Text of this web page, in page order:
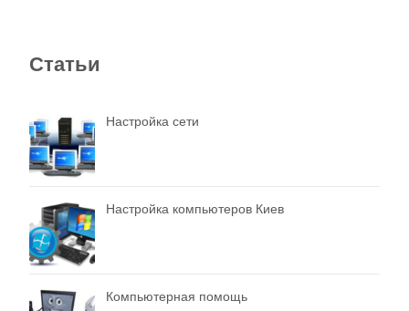
Статьи
Настройка сети
Настройка компьютеров Киев
Компьютерная помощь